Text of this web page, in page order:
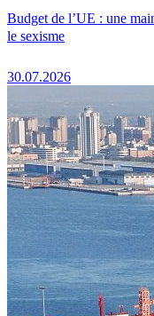
Budget de l’UE : une
le sexisme
30.07.2026